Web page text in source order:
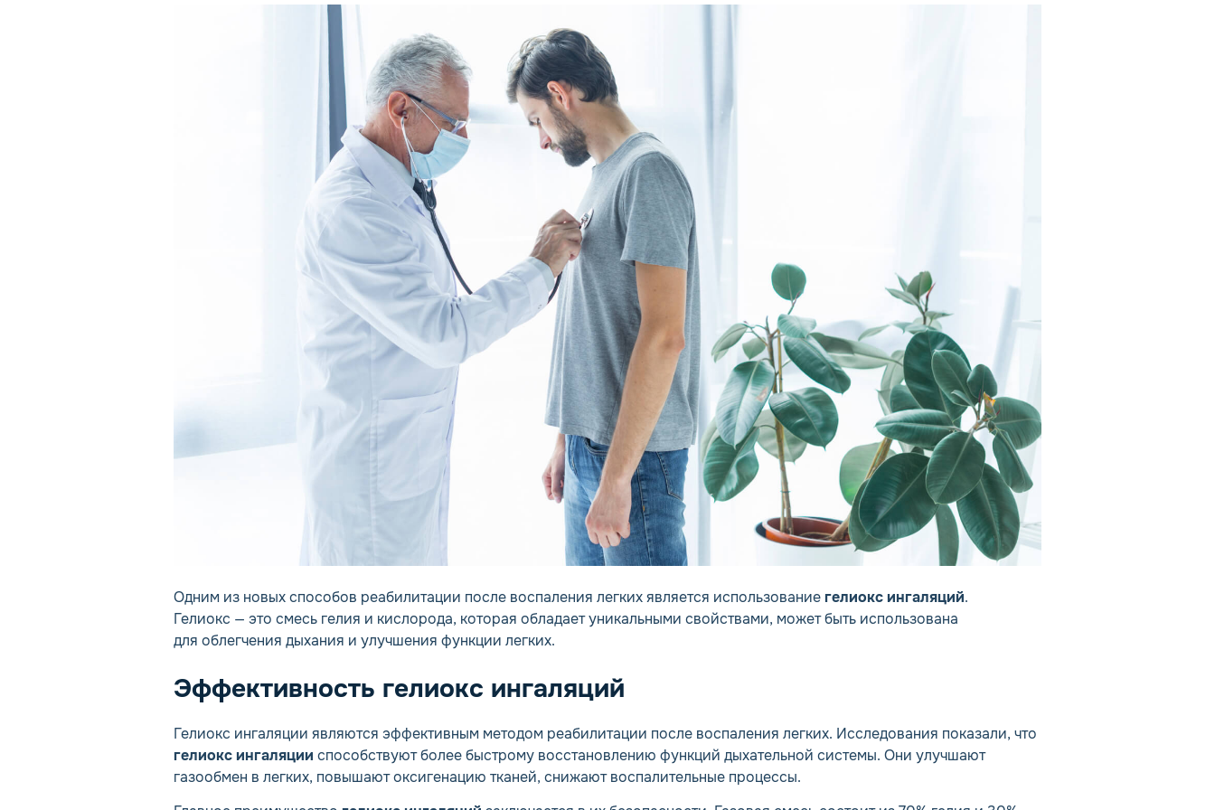
Одним из новых способов реабилитации после воспаления легких является использованиегелиокс ингаляций.
Гелиокс — это смесь гелия и кислорода, которая обладает уникальными свойствами, может быть использована
для облегчения дыхания и улучшения функции легких.
Эффективность гелиокс ингаляций
Гелиокс ингаляции являются эффективным методом реабилитации после воспаления легких. Исследования показали, что
гелиокс ингаляции способствуют более быстрому восстановлению функций дыхательной системы. Они улучшают
газообмен в легких, повышают оксигенацию тканей, снижают воспалительные процессы.